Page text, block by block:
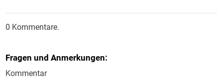
0 Kommentare.
Fragen und Anmerkungen:
Kommentar